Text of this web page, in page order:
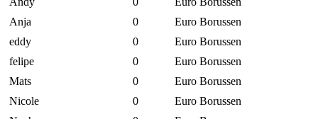
Anja
0
Euro Borussen
eddy
0
Euro Borussen
felipe
0
Euro Borussen
Mats
0
Euro Borussen
Nicole
0
Euro Borussen